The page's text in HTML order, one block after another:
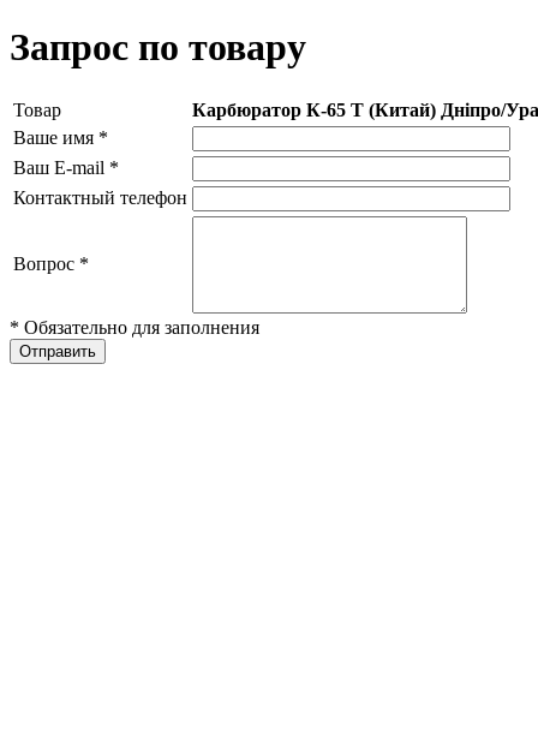
Запрос по товару
Товар
Карбюратор К-65 Т (Китай) Дніпро/
Ваше имя *
Ваш E-mail *
Контактный телефон
Вопрос *
* Обязательно для заполнения
Отправить